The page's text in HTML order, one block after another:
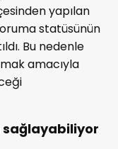
yapılan
statüsünün
Bu nedenle
amacıyla
sağlayabiliyor